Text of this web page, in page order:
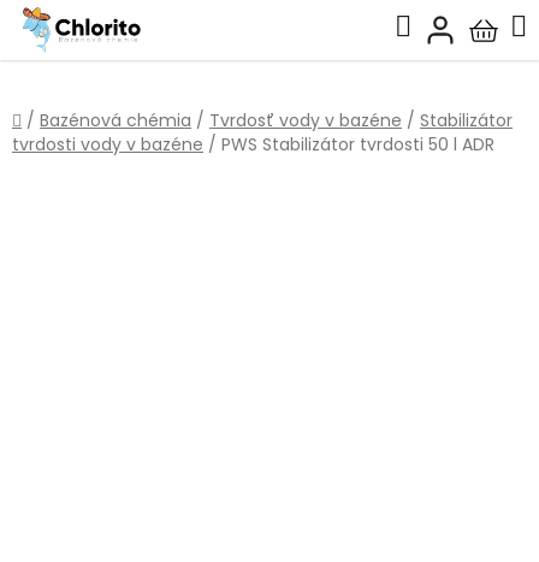
Prejsť
obsah
Hľadať
košík
Domov
/ Bazénová chémia / Tvrdosť vody v bazéne / Stabilizátor
tvrdosti vody v bazéne / PWS Stabilizátor tvrdosti 50 l ADR